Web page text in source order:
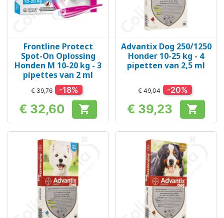
Frontline Protect
Spot-On Oplossing
Honden M 10-20 kg - 3
pipettes van 2 ml
€ 39,76 -18%
Prijs
€ 32,60 
Advantix Dog 250/1250
Honder 10-25 kg - 4
pipetten van 2,5 ml
€ 49,04 -20%
Prijs
€ 39,23 